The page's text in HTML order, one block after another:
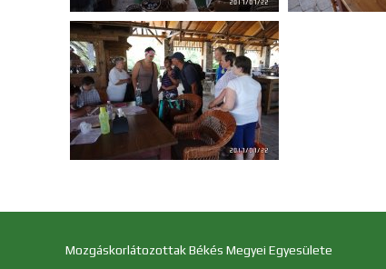
Mozgáskorlátozottak Békés Megyei Egyesülete